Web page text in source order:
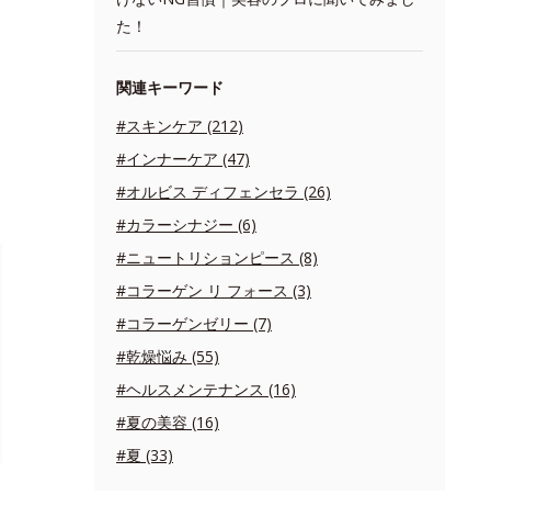
た！
関連キーワード
#スキンケア (212)
#インナーケア (47)
#オルビス ディフェンセラ (26)
#カラーシナジー (6)
#ニュートリションピース (8)
#コラーゲン リ フォース (3)
#コラーゲンゼリー (7)
#乾燥悩み (55)
#ヘルスメンテナンス (16)
#夏の美容 (16)
#夏 (33)